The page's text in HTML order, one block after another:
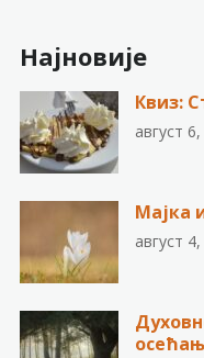
Најновије
Квиз:
август
Мајка
август